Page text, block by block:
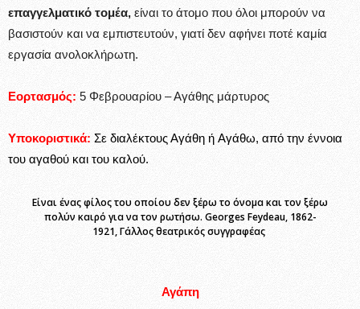
επαγγελματικό τομέα, είναι το άτομο που όλοι μπορούν να
βασιστούν και να εμπιστευτούν, γιατί δεν αφήνει ποτέ καμία
εργασία ανολοκλήρωτη.
Εορτασμός: 5 Φεβρουαρίου – Αγάθης μάρτυρος
Υποκοριστικά: Σε διαλέκτους Αγάθη ή Αγάθω, από την έννοια
του αγαθού και του καλού.
Είναι ένας φίλος του οποίου δεν ξέρω το όνομα και τον ξέρω
πολύν καιρό για να τον ρωτήσω. Georges Feydeau, 1862-
1921, Γάλλος θεατρικός συγγραφέας
Αγάπη